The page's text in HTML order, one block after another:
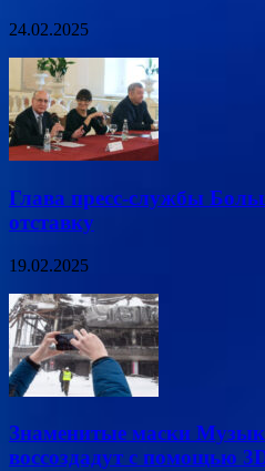
24.02.2025
Глава пресс-службы
отставку
19.02.2025
Знаменитые маски
воссоздадут с помощью